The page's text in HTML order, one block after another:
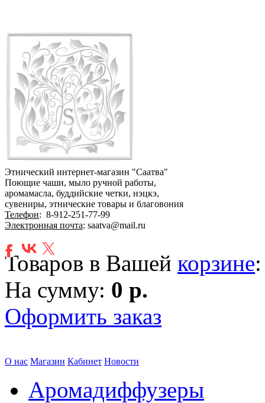
Этнический интернет-магазин "Саатва"
Поющие чаши, мыло ручной работы,
аромамасла, буддийские четки, нэцкэ,
сувениры, этнические товары и благовония
Телефон: 8-912-251-77-99
Электронная почта: saatva@mail.ru
Товаров в Вашей корзине
На сумму: 0 р.
Оформить заказ
О нас Магазин Кабинет Новости
Аромадиффузеры